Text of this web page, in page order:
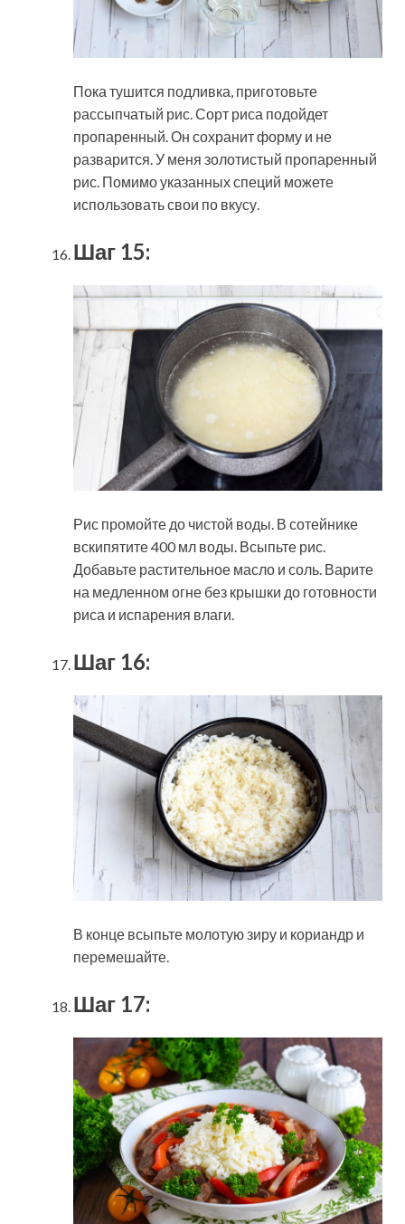
Пока тушится подливка, приготовьте
рассыпчатый рис. Сорт риса подойдет
пропаренный. Он сохранит форму и не
разварится. У меня золотистый пропаренный
рис. Помимо указанных специй можете
использовать свои по вкусу.
Шаг 15:
Рис промойте до чистой воды. В сотейнике
вскипятите 400 мл воды. Всыпьте рис.
Добавьте растительное масло и соль. Варите
на медленном огне без крышки до готовности
риса и испарения влаги.
Шаг 16:
В конце всыпьте молотую зиру и кориандр и
перемешайте.
Шаг 17: